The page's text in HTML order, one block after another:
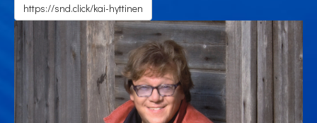
https://snd.click/kai-hyttinen